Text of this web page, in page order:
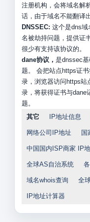
注册机构，会将域名解
话，由于域名不能翻译
DNSSEC: 这个是dns域
名被劫持问题，提供证
很少有支持该协议的。
dane协议， 是dnssec
题。 会把站点https证
录，浏览器访问https站
录，将获得证书与dane
题。
其它
IP地址信息
网络公司IP地址 国
中国国内ISP商家 IP
全球AS自治系统
域名whois查询 全
IP地址计算器